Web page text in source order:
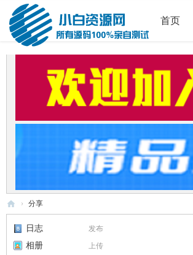
首页
白
› 分享
发布
日志
上传
相册